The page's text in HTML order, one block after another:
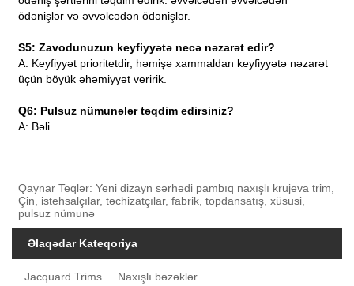
ödənişlər və əvvəlcədən ödənişlər.
S5: Zavodunuzun keyfiyyətə necə nəzarət edir?
A: Keyfiyyət prioritetdir, həmişə xammaldan keyfiyyətə nəzarət
üçün böyük əhəmiyyət veririk.
Q6: Pulsuz nümunələr təqdim edirsiniz?
A: Bəli.
Qaynar Teqlər: Yeni dizayn sərhədi pambıq naxışlı krujeva trim,
Çin, istehsalçılar, təchizatçılar, fabrik, topdansatış, xüsusi,
pulsuz nümunə
Əlaqədar Kateqoriya
Jacquard Trims Naxışlı bəzəklər